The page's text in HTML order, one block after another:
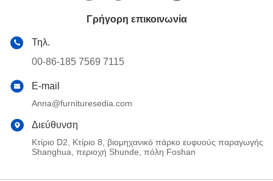
Γρήγορη επικοινωνία
Τηλ.
00-86-185 7569 7115
E-mail
Anna@furnituresedia.com
Διεύθυνση
Κτίριο D2, Κτίριο 8, βιομηχανικό πάρκο ευφυούς παραγωγής
Shanghua, περιοχή Shunde, πόλη Foshan